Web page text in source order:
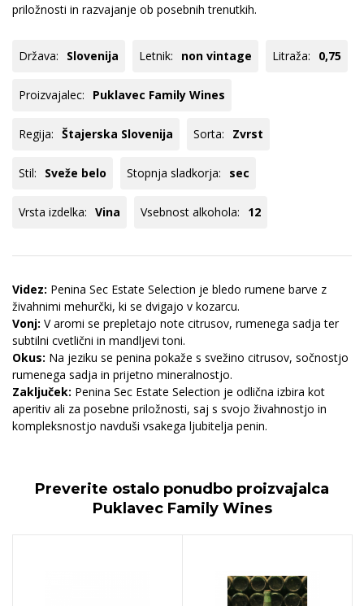
priložnosti in razvajanje ob posebnih trenutkih.
Država: Slovenija Letnik: non vintage Litraža: 0,75
Proizvajalec: Puklavec Family Wines
Regija: Štajerska Slovenija Sorta: Zvrst
Stil: Sveže belo Stopnja sladkorja: sec
Vrsta izdelka: Vina Vsebnost alkohola: 12
Videz: Penina Sec Estate Selection je bledo rumene barve z
živahnimi mehurčki, ki se dvigajo v kozarcu.
Vonj: V aromi se prepletajo note citrusov, rumenega sadja ter
subtilni cvetlični in mandljevi toni.
Okus: Na jeziku se penina pokaže s svežino citrusov, sočnostjo
rumenega sadja in prijetno mineralnostjo.
Zaključek: Penina Sec Estate Selection je odlična izbira kot
aperitiv ali za posebne priložnosti, saj s svojo živahnostjo in
kompleksnostjo navduši vsakega ljubitelja penin.
Preverite ostalo ponudbo proizvajalca
Puklavec Family Wines